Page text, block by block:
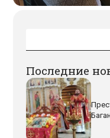
Последние